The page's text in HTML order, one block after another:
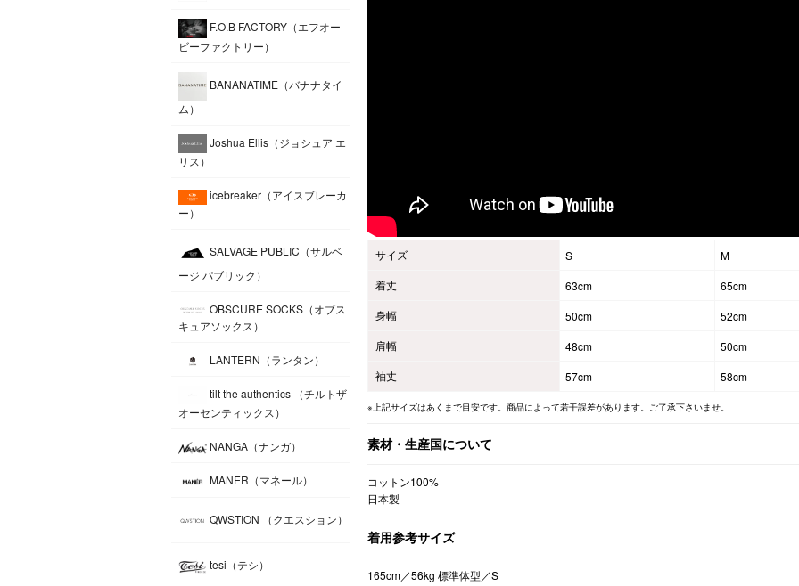
F.O.B FACTORY（エフオー
ビーファクトリー）
BANANATIME（バナナタイ
ム）
Joshua Ellis（ジョシュア エ
リス）
icebreaker（アイスブレーカ
ー）
SALVAGE PUBLIC（サルベ
ージ パブリック）
OBSCURE SOCKS（オブス
キュアソックス）
LANTERN（ランタン）
tilt the authentics （チルトザ
オーセンティックス）
NANGA（ナンガ）
MANER（マネール）
QWSTION （クエスション）
tesi（テシ）
サイズ S
M
着丈
63cm
65cm
身幅
50cm
52cm
肩幅
48cm
50cm
袖丈
57cm 58cm
※上記サイズはあくまで目安です。商品によって若干誤差があります。ご了承下さいませ。
素材・生産国について
コットン100%
日本製
着用参考サイズ
165cm／56kg 標準体型／S